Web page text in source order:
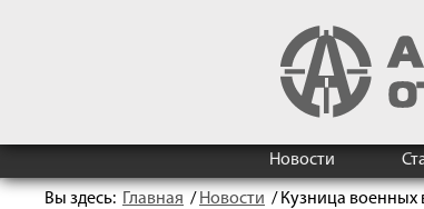
Новости
Вы здесь: Главная / Новости / Кузница военных